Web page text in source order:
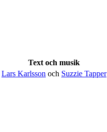
Text och musik
Lars Karlsson och Suzzie Tapper